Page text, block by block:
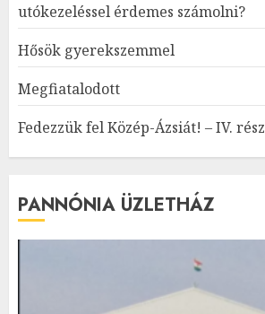
utókezeléssel érdemes számolni?
Hősök gyerekszemmel
Megfiatalodott
Fedezzük fel Közép-Ázsiát! – IV. rész
PANNÓNIA ÜZLETHÁZ